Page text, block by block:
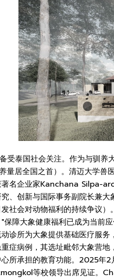
受泰国社会关注。作为与驯
量居全国之首）。清迈大学兽
名企业家Kanchana Silpa-
、创新与国际事务副院长兼
社会对动物福利的持续争议
保障大象健康福利已成为当前
诊所为大象提供基础医疗服
症病例，其选址毗邻大象营地
所承担的教育功能。2025年
等校领导出席见证。